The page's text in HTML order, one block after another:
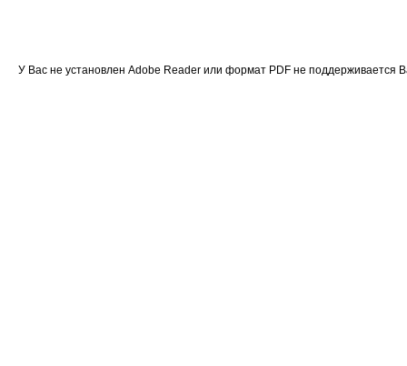
У Вас не установлен Adobe Reader или формат PDF не поддерживается